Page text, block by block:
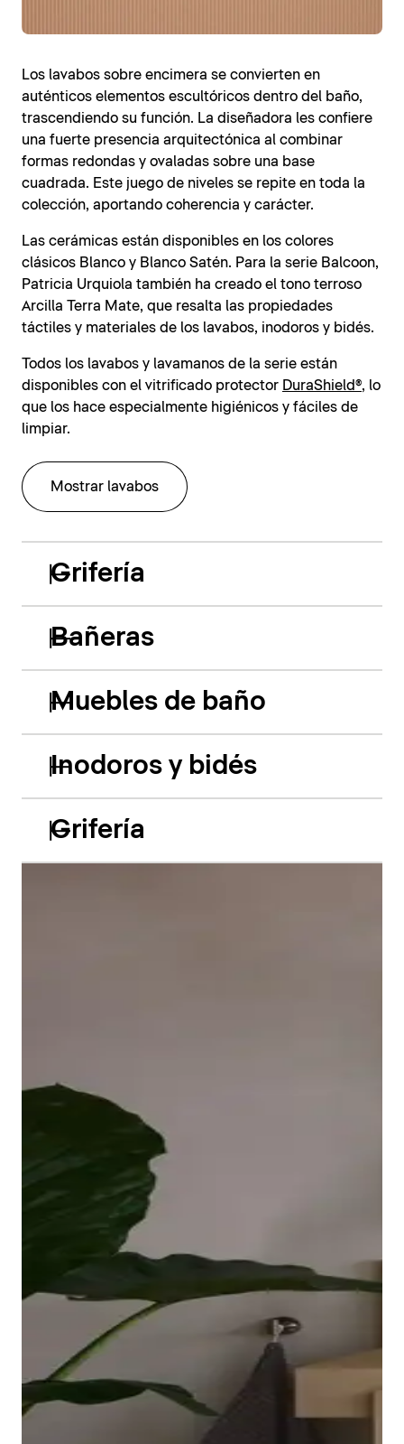
Los lavabos sobre encimera se convierten en
auténticos elementos escultóricos dentro del baño,
trascendiendo su función. La diseñadora les confiere
una fuerte presencia arquitectónica al combinar
formas redondas y ovaladas sobre una base
cuadrada. Este juego de niveles se repite en toda la
colección, aportando coherencia y carácter.
Las cerámicas están disponibles en los colores
clásicos Blanco y Blanco Satén. Para la serie Balcoon,
Patricia Urquiola también ha creado el tono terroso
Arcilla Terra Mate, que resalta las propiedades
táctiles y materiales de los lavabos, inodoros y bidés.
Todos los lavabos y lavamanos de la serie están
disponibles con el vitrificado protector DuraShield®, lo
que los hace especialmente higiénicos y fáciles de
limpiar.
Mostrar lavabos
Grifería
Los grifos adecuados para lavabo, bidé, ducha y
bañera completan la gama de la serie Balcoon. Su
manilla elíptica se integra en el cuerpo del grifo con
un suave arco y resulta muy agradable al tacto.
Bañeras
esquinas y es fácil de limpiar. El interior ergonómico,
disponible en Blanco o Blanco mate, invita a relajarse
Mostrar bañeras
Muebles de baño
Inodoros y bidés
Grifería